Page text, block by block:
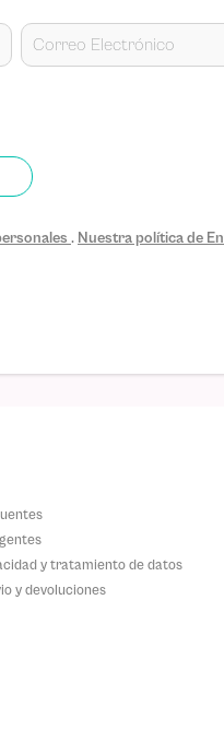
. Nuestra política de
y tratamiento de datos
y devoluciones